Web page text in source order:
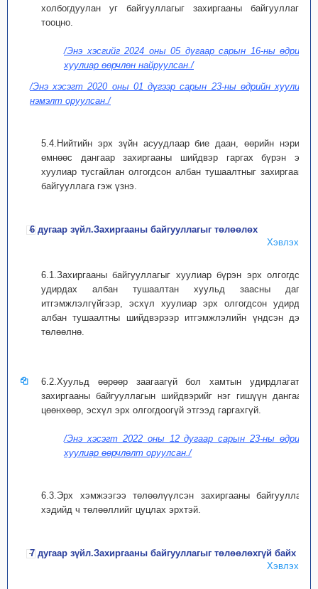
холбогдуулан уг байгууллагыг захиргааны байгууллагад
тооцно.
/Энэ хэсгийг 2024 оны 05 дугаар сарын 16-ны өдрийн
хуулиар өөрчлөн найруулсан./
/Энэ хэсэгт 2020 оны 01 дүгээр сарын 23-ны өдрийн хуулиар
нэмэлт оруулсан./
5.4.Нийтийн эрх зүйн асуудлаар бие даан, өөрийн нэрийн
өмнөөс дангаар захиргааны шийдвэр гаргах бүрэн эрх
хуулиар тусгайлан олгогдсон албан тушаалтныг захиргааны
байгууллага гэж үзнэ.
6 дугаар зүйл.Захиргааны байгууллагыг төлөөлөх
Хэвлэх
6.1.Захиргааны байгууллагыг хуулиар бүрэн эрх олгогдсон
удирдах албан тушаалтан хуульд заасны дагуу
итгэмжлэлгүйгээр, эсхүл хуулиар эрх олгогдсон удирдах
албан тушаалтны шийдвэрээр итгэмжлэлийн үндсэн дээр
төлөөлнө.
6.2.Хуульд өөрөөр заагаагүй бол хамтын удирдлагатай
захиргааны байгууллагын шийдвэрийг нэг гишүүн дангаар,
цөөнхөөр, эсхүл эрх олгогдоогүй этгээд гаргахгүй.
/Энэ хэсэгт 2022 оны 12 дугаар сарын 23-ны өдрийн
хуулиар өөрчлөлт оруулсан./
6.3.Эрх хэмжээгээ төлөөлүүлсэн захиргааны байгууллага
хэдийд ч төлөөллийг цуцлах эрхтэй.
7 дугаар зүйл.Захиргааны байгууллагыг төлөөлөхгүй байх
Хэвлэх